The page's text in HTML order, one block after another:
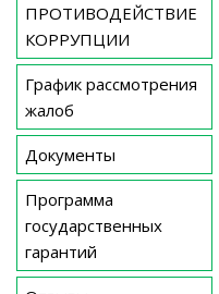
ПРОТИВОДЕЙСТВИЕ
КОРРУПЦИИ
График рассмотрения
жалоб
Документы
Программа
государственных
гарантий